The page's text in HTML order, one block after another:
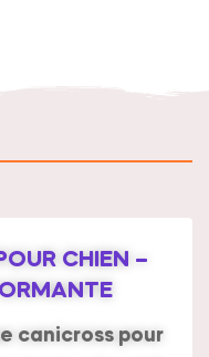
CHIEN –
canicross pour